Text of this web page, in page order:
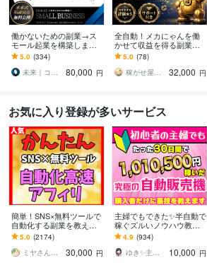
働かないための副業→ス
モール起業を構築します
初心者から個別伴走｜長
期で回るビジネスづくり
と実務AIスキル
5.0 (334)
未来｜コンテンツ起業ラボ
80,000 円
全自動！メカにゃんを働
かせて収益を得る副業教
えます スマホ１台｜超初
心者向け｜放置型副業｜
自動コンテンツ販売
5.0 (78)
稼がせ屋まさる｜プロマーケター｜２冠達成
32,000 円
お気に入り登録が多いサービス
簡単！SNS×無料ツールで
自動化する副業を教えま
す 【マンツーマンサポー
ト】3ステップ作業！仕組
みを増産で加速化
5.0 (2174)
ミヤさん【ネットで月収450万円達成】
30,000 円
主婦でもできた✨半自動で
稼ぐズルいノウハウ教え
ます 3ステップで作成可
能！ほぼ放置で稼ぐ前代
未聞のおすすめ副業！
4.9 (934)
ゆき✨主婦でも月収100万円✨
10,000 円